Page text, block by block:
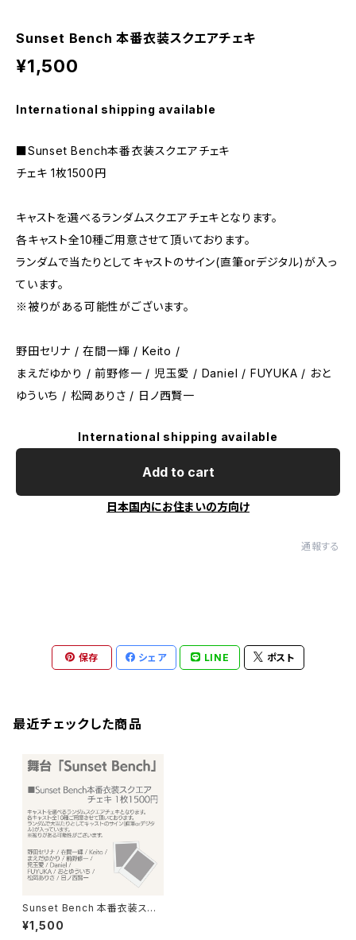
Sunset Bench 本番衣装スクエアチェキ
¥1,500
International shipping available
■Sunset Bench本番衣装スクエアチェキ
チェキ 1枚1500円
キャストを選べるランダムスクエアチェキとなります。
各キャスト全10種ご用意させて頂いております。
ランダムで当たりとしてキャストのサイン(直筆orデジタル)が入っ
ています。
※被りがある可能性がございます。
野田セリナ / 在間一輝 / Keito /
まえだゆかり / 前野修一 / 児玉愛 / Daniel / FUYUKA / おと
ゆういち / 松岡ありさ / 日ノ西賢一
International shipping available
Add to cart
日本国内にお住まいの方向け
通報する
保存 シェア LINE ポスト
最近チェックした商品
Sunset Bench 本番衣装スク
エアチェキ
¥1,500